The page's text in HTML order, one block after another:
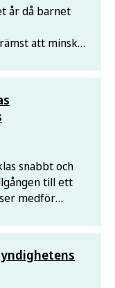
år då barnet
att minska
snabbt och
till ett
medför
utbudet av